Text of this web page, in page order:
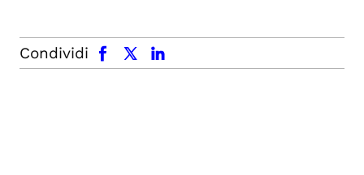
Condividi
facebook x.com linkedin